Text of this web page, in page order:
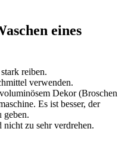
eines
reiben.
verwenden.
Dekor (Broschen
Es ist besser, der
geben.
nicht zu sehr verdrehen.